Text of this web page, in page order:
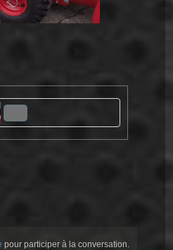
pour participer à la conversation.